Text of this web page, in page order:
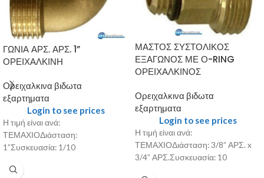
ΓΩΝΙΑ ΑΡΣ. ΑΡΣ. 1”
ΟΡΕΙΧΑΛΚΙΝΗ
Ορειχαλκινα βιδωτα
εξαρτηματα
Login to see prices
Η τιμή είναι ανά:
ΤΕΜΑΧΙΟΔιάσταση:
1”Συσκευασία: 1/10
ΜΑΣΤΟΣ ΣΥΣΤΟΛΙΚΟΣ
ΕΞΑΓΩΝΟΣ ΜΕ Ο-RING
ΟΡΕΙΧΑΛΚΙΝΟΣ
Ορειχαλκινα βιδωτα
εξαρτηματα
Login to see prices
Η τιμή είναι ανά:
ΤΕΜΑΧΙΟΔιάσταση: 3/8” ΑΡΣ. x
3/4” ΑΡΣ.Συσκευασία: 10